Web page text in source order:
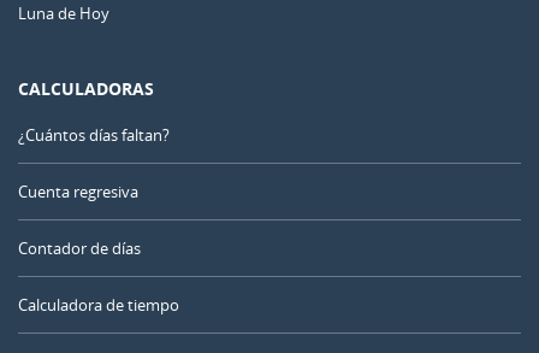
Luna de Hoy
CALCULADORAS
¿Cuántos días faltan?
Cuenta regresiva
Contador de días
Calculadora de tiempo